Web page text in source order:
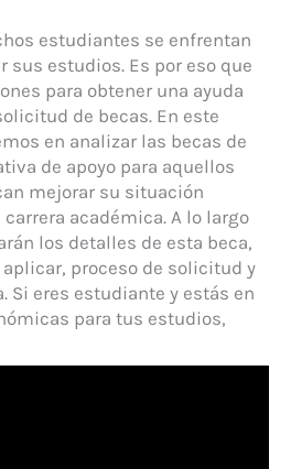
estudiantes se enfrentan
sus estudios. Es por eso que
para obtener una ayuda
de becas. En este
en analizar las becas de
de apoyo para aquellos
mejorar su situación
académica. A lo largo
los detalles de esta beca,
proceso de solicitud y
Si eres estudiante y estás en
para tus estudios,